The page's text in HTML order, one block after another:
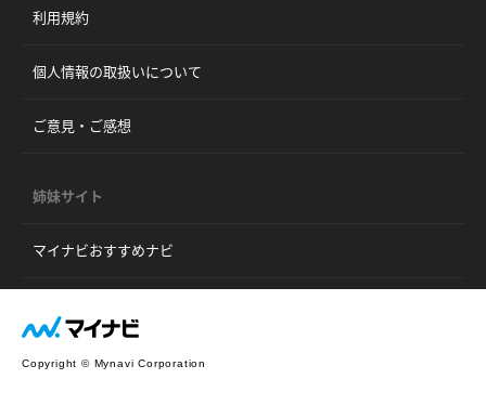
利用規約
個人情報の取扱いについて
ご意見・ご感想
姉妹サイト
マイナビおすすめナビ
Copyright © Mynavi Corporation